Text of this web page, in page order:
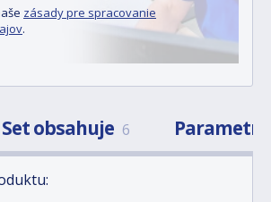
zásady pre spracovanie
.
Set obsahuje 6 Parametre